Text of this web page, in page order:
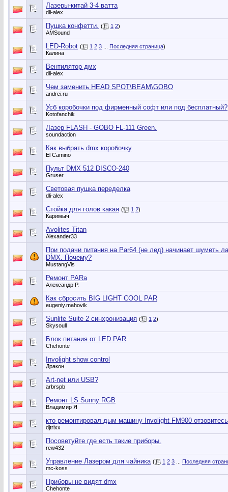
Лазеры-китай 3-4 ватта
dli-alex
Пушка конфетти. ( 1 2)
AMSound
LED-Robot ( 1 2 3 Последняя страница)
Калина
Вентилятор дмх
dli-alex
Чем заменить HEAD SPOT\BEAM\GOBO
andrei.ru
Усб коробочки под фирменный софт или под бесплатный?
Kotofanchik
Лазер FLASH - GOBO FL-111 Green.
soundaction
Как выбрать dmx коробочку
El Camino
Пульт DMX 512 DISCO-240
Gruser
Световая пушка переделка
dli-alex
Стойка для голов какая ( 1 2)
Каримыч
Avolites Titan
Alexander33
При подачи питания на Par64 (не лед) начинает шуметь
DMX. Почему?
MustangVis
Ремонт PARa
Александр Р.
Как сбросить BIG LIGHT COOL PAR
eugeniy.mahovik
Sunlite Suite 2 синхронизация ( 1 2)
Skysoull
Блок питания от LED PAR
Chehonte
Involight show control
Дракон
Art-net или USB?
arbrspb
Ремонт LS Sunny RGB
Владимир Я
кто ремонтировал дым машину Involight FM900 отзовитесь
djtrixx
Посоветуйте где есть такие приборы.
rew432
Управление Лазером для чайника ( 1 2 3
Последняя
mc-koss
Приборы не видят dmx
Chehonte